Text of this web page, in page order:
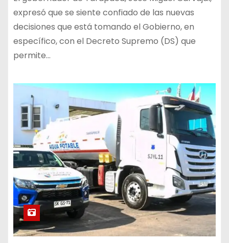
expresó que se siente confiado de las nuevas
decisiones que está tomando el Gobierno, en
específico, con el Decreto Supremo (DS) que
permite…